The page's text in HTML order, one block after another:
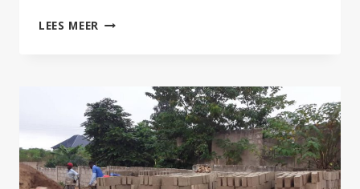
LEES MEER MAMPONTENG